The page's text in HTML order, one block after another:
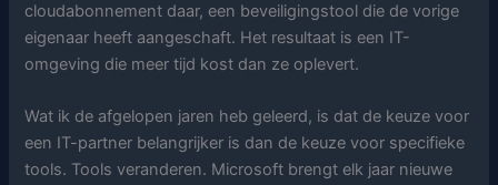
cloudabonnement daar, een beveiligingstool die de vorige
eigenaar heeft aangeschaft. Het resultaat is een IT-
omgeving die meer tijd kost dan ze oplevert.
Wat ik de afgelopen jaren heb geleerd, is dat de keuze voor
een IT-partner belangrijker is dan de keuze voor specifieke
tools. Tools veranderen. Microsoft brengt elk jaar nieuwe